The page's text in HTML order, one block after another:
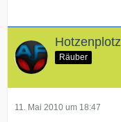
Hotzenplotz
Räuber
11. Mai 2010 um 18:47